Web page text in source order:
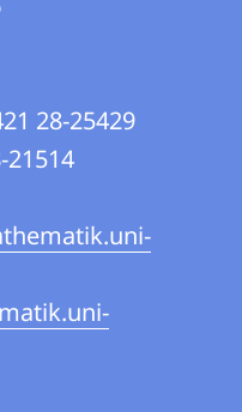
28-25429
21514